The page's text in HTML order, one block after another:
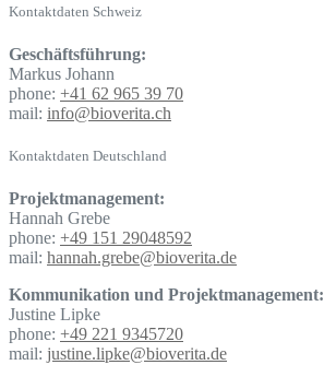
Kontaktdaten Schweiz
Geschäftsführung:
Markus Johann
phone: +41 62 965 39 70
mail: info@bioverita.ch
Kontaktdaten Deutschland
Projektmanagement:
Hannah Grebe
phone: +49 151 29048592
mail: hannah.grebe@bioverita.de
Kommunikation und Projektmanagement:
Justine Lipke
phone: +49 221 9345720
mail: justine.lipke@bioverita.de